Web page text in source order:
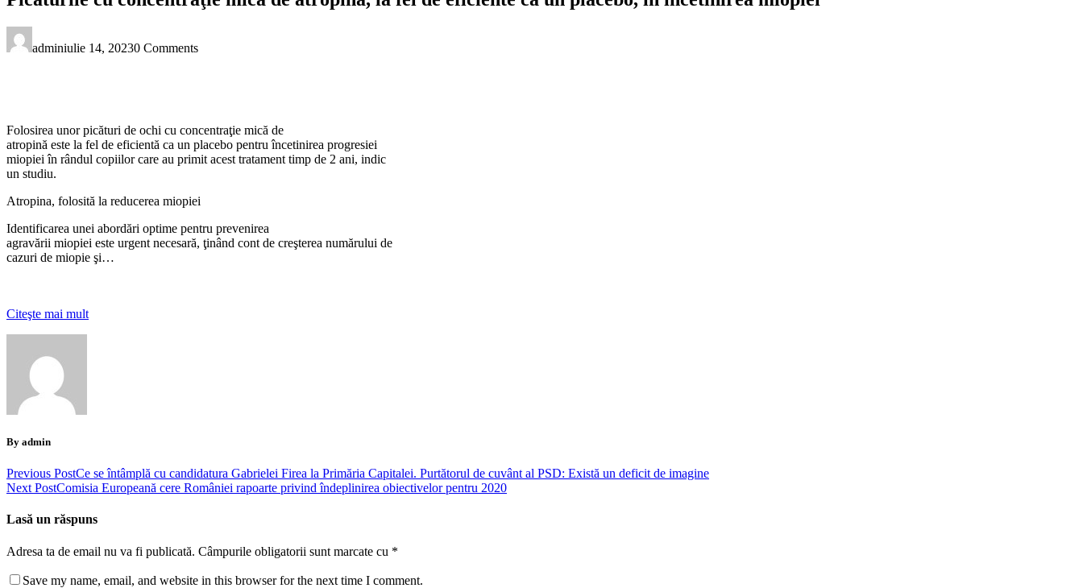
adminiulie 14, 20230 Comments
Folosirea unor picături de ochi cu concentraţie mică de
atropină este la fel de eficientă ca un placebo pentru încetinirea progresiei
miopiei în rândul copiilor care au primit acest tratament timp de 2 ani, indic
un studiu.
Atropina, folosită la reducerea miopiei
Identificarea unei abordări optime pentru prevenirea
agravării miopiei este urgent necesară, ţinând cont de creşterea numărului de
cazuri de miopie şi…
Citeşte mai mult
By admin
Previous PostCe se întâmplă cu candidatura Gabrielei Firea la Primăria Capitalei. Purtătorul de cuvânt al PSD: Există un deficit de imagine
Next PostComisia Europeană cere României rapoarte privind îndeplinirea obiectivelor pentru 2020
Lasă un răspuns
Adresa ta de email nu va fi publicată. Câmpurile obligatorii sunt marcate cu *
Save my name, email, and website in this browser for the next time I comment.